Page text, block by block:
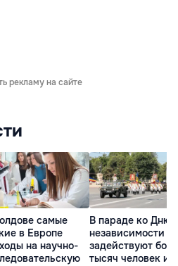
рекламу на сайте
самые
в Европе
на научно-
В параде ко Дню
независимости
задействуют
тысяч человек и